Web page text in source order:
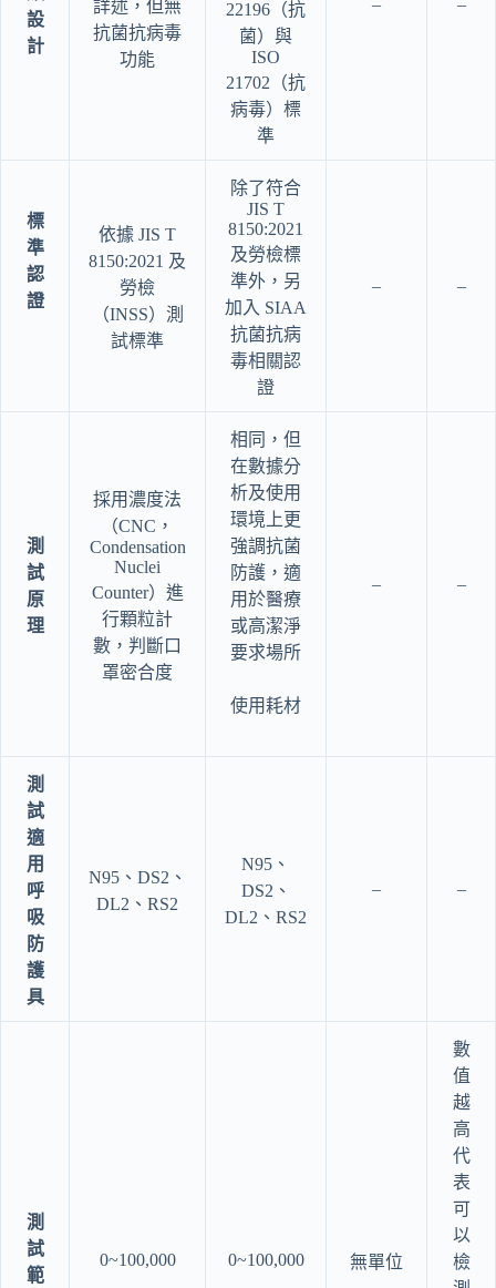
設
計
詳述，但無
抗菌抗病毒
功能
22196（抗
菌）與
ISO
21702（抗
病毒）標
準
標
準
認
證
依據 JIS T
8150:2021 及
勞檢
（INSS）測
試標準
除了符合
JIS T
8150:2021
及勞檢標
準外，另
加入 SIAA
抗菌抗病
毒相關認
證
– –
測
試
原
理
採用濃度法
（CNC，
Condensation
Nuclei
Counter）進
行顆粒計
數，判斷口
罩密合度
相同，但
在數據分
析及使用
環境上更
強調抗菌
防護，適
用於醫療
或高潔淨
要求場所
使用耗材
– –
測
試
適
用
呼
吸
防
護
具
N95、DS2、
DL2、RS2
N95、
DS2、
DL2、RS2
– –
測
試
範
0~100,000 0~100,000 無單位
數
值
越
高
代
表
可
以
檢